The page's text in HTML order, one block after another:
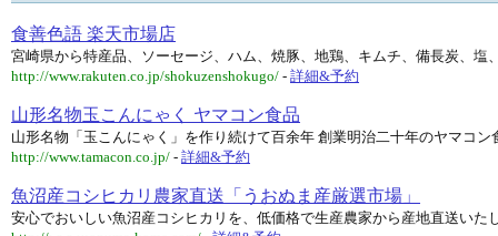
食善色語 楽天市場店
宮崎県から特産品、ソーセージ、ハム、焼豚、地鶏、キムチ、備長炭、塩
http://www.rakuten.co.jp/shokuzenshokugo/ - 詳細&予約
山形名物玉こんにゃく ヤマコン食品
山形名物「玉こんにゃく」を作り続けて百余年 創業明治二十年のヤマコン
http://www.tamacon.co.jp/ - 詳細&予約
魚沼産コシヒカリ農家直送「うおぬま産厳選市場」
安心でおいしい魚沼産コシヒカリを、低価格で生産農家から産地直送いた